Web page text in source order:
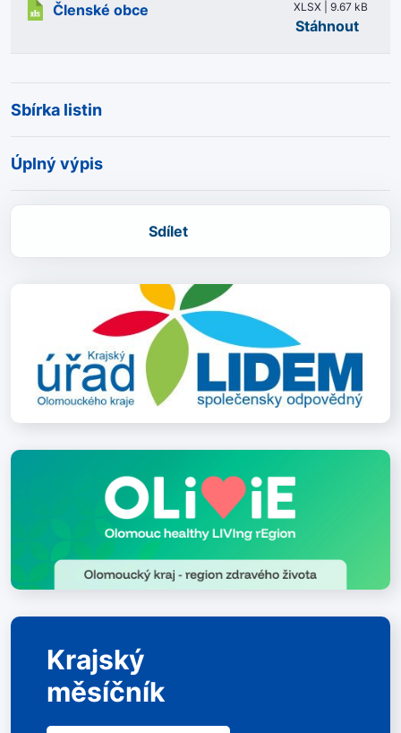
Členské obce XLSX | 9.67 kB
Stáhnout
Sbírka listin
Úplný výpis
Sdílet
Krajský
měsíčník